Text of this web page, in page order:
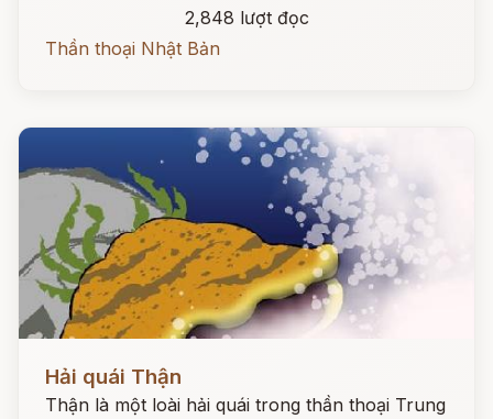
2,848 lượt đọc
Thần thoại Nhật Bản
Hải quái Thận
Thận là một loài hải quái trong thần thoại Trung